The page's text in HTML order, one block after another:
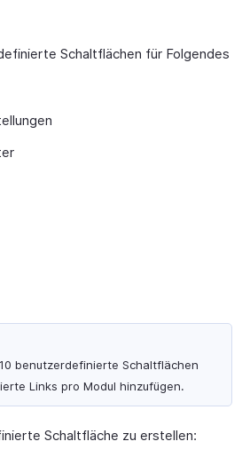
Schaltflächen für Folgendes
benutzerdefinierte Schaltflächen
Links pro Modul hinzufügen.
Schaltfläche zu erstellen: